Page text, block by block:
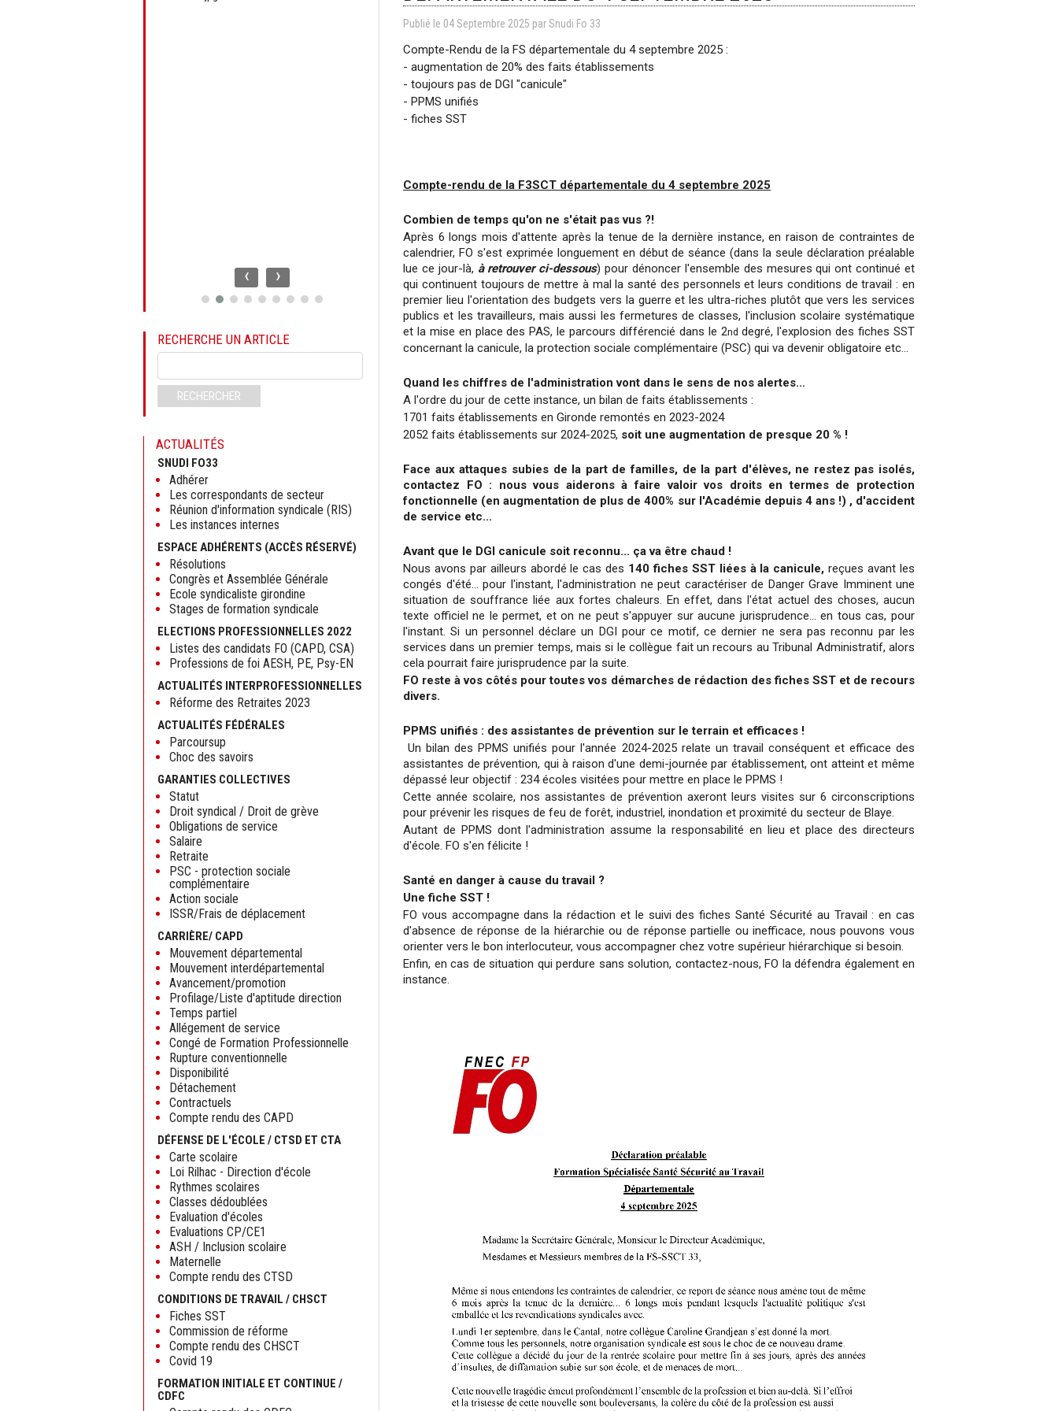
Publié le 04Septembre 2025 parSnudi Fo 33
Compte-Rendu de la FS départementale du 4 septembre 2025 :
- augmentation de 20% des faits établissements
- toujours pas de DGI "canicule"
- PPMS unifiés
- fiches SST
Compte-rendu de la F3SCT départementale du 4 septembre 2025
Combien de temps qu'on ne s'était pas vus ?!
Après 6 longs mois d'attente après la tenue de la dernière instance, en raison de contraintes de
calendrier, FO s'est exprimée longuement en début de séance (dans la seule déclaration préalable
lue ce jour-là, à retrouver ci-dessous) pour dénoncer l'ensemble des mesures qui ont continué et
qui continuent toujours de mettre à mal la santé des personnels et leurs conditions de travail : en
premier lieu l'orientation des budgets vers la guerre et les ultra-riches plutôt que vers les services
publics et les travailleurs, mais aussi les fermetures de classes, l'inclusion scolaire systématique
et la mise en place des PAS, le parcours différencié dans le 2nd degré, l'explosion des fiches SST
concernant la canicule, la protection sociale complémentaire (PSC) qui va devenir obligatoire etc...
Quand les chiffres de l'administration vont dans le sens de nos alertes...
A l'ordre du jour de cette instance, un bilan de faits établissements :
1701 faits établissements en Gironde remontés en 2023-2024
2052 faits établissements sur 2024-2025, soit une augmentation de presque 20 % !
Face aux attaques subies de la part de familles, de la part d'élèves, ne restez pas isolés,
contactez FO : nous vous aiderons à faire valoir vos droits en termes de protection
fonctionnelle (en augmentation de plus de 400% sur l'Académie depuis 4 ans !) , d'accident
de service etc...
Avant que le DGI canicule soit reconnu... ça va être chaud !
Nous avons par ailleurs abordé le cas des 140 fiches SST liées à la canicule,reçues avant les
congés d'été... pour l'instant, l'administration ne peut caractériser de Danger Grave Imminent une
situation de souffrance liée aux fortes chaleurs. En effet, dans l'état actuel des choses, aucun
texte officiel ne le permet, et on ne peut s'appuyer sur aucune jurisprudence... en tous cas, pour
l'instant. Si un personnel déclare un DGI pour ce motif, ce dernier ne sera pas reconnu par les
services dans un premier temps, mais si le collègue fait un recours au Tribunal Administratif, alors
cela pourrait faire jurisprudence par la suite.
FO reste à vos côtés pour toutes vos démarches de rédaction des fiches SST et de recours
divers.
PPMS unifiés : des assistantes de prévention sur le terrain et efficaces !
Un bilan des PPMS unifiés pour l'année 2024-2025 relate un travail conséquent et efficace des
assistantes de prévention, qui à raison d'une demi-journée par établissement, ont atteint et même
dépassé leur objectif : 234 écoles visitées pour mettre en place le PPMS !
Cette année scolaire, nos assistantes de prévention axeront leurs visites sur 6 circonscriptions
pour prévenir les risques de feu de forêt, industriel, inondation et proximité du secteur de Blaye.
Autant de PPMS dont l'administration assume la responsabilité en lieu et place des directeurs
d'école. FO s'en félicite !
Santé en danger à cause du travail ?
Une fiche SST !
FO vous accompagne dans la rédaction et le suivi des fiches Santé Sécurité au Travail : en cas
d'absence de réponse de la hiérarchie ou de réponse partielle ou inefficace, nous pouvons vous
orienter vers le bon interlocuteur, vous accompagner chez votre supérieur hiérarchique si besoin.
Enfin, en cas de situation qui perdure sans solution, contactez-nous, FO la défendra également en
instance.
‹ ›
RECHERCHE UN ARTICLE
clés
RECHERCHER
ACTUALITÉS
SNUDI FO33
Adhérer
Les correspondants de secteur
Réunion d'information syndicale (RIS)
Les instances internes
ESPACE ADHÉRENTS (ACCÈS RÉSERVÉ)
Résolutions
Congrès et Assemblée Générale
Ecole syndicaliste girondine
Stages de formation syndicale
ELECTIONS PROFESSIONNELLES 2022
Listes des candidats FO (CAPD, CSA)
Professions de foi AESH, PE, Psy-EN
ACTUALITÉS INTERPROFESSIONNELLES
Réforme des Retraites 2023
ACTUALITÉS FÉDÉRALES
Parcoursup
Choc des savoirs
GARANTIES COLLECTIVES
Statut
Droit syndical / Droit de grève
Obligations de service
Salaire
Retraite
PSC - protection sociale
complémentaire
Action sociale
ISSR/Frais de déplacement
CARRIÈRE/ CAPD
Mouvement départemental
Mouvement interdépartemental
Avancement/promotion
Profilage/Liste d'aptitude direction
Temps partiel
Allégement de service
Congé de Formation Professionnelle
Rupture conventionnelle
Disponibilité
Détachement
Contractuels
Compte rendu des CAPD
DÉFENSE DE L'ÉCOLE / CTSD ET CTA
Carte scolaire
Loi Rilhac - Direction d'école
Rythmes scolaires
Classes dédoublées
Evaluation d'écoles
Evaluations CP/CE1
ASH / Inclusion scolaire
Maternelle
Compte rendu des CTSD
CONDITIONS DE TRAVAIL / CHSCT
Fiches SST
Commission de réforme
Compte rendu des CHSCT
Covid 19
FORMATION INITIALE ET CONTINUE /
CDFC